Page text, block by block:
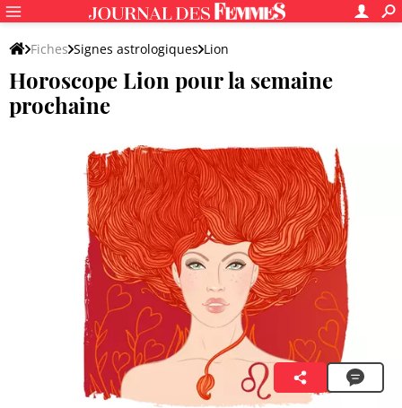
Fiches Signes astrologiques Lion
Horoscope Lion pour la semaine
prochaine
8 août 2026 22:07